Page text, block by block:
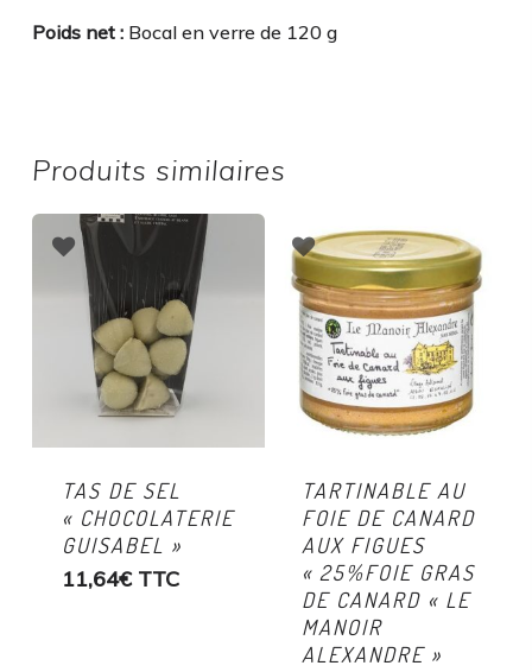
Poids net :Bocal en verre de 120 g
Produits similaires
TAS DE SEL
« CHOCOLATERIE
GUISABEL »
11,64€ TTC
TARTINABLE AU
FOIE DE CANARD
AUX FIGUES
« 25%FOIE GRAS
DE CANARD « LE
MANOIR
ALEXANDRE »